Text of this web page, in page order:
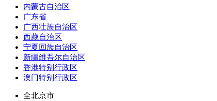
内蒙古自治区
广东省
广西壮族自治区
西藏自治区
宁夏回族自治区
新疆维吾尔自治区
香港特别行政区
澳门特别行政区
全北京市